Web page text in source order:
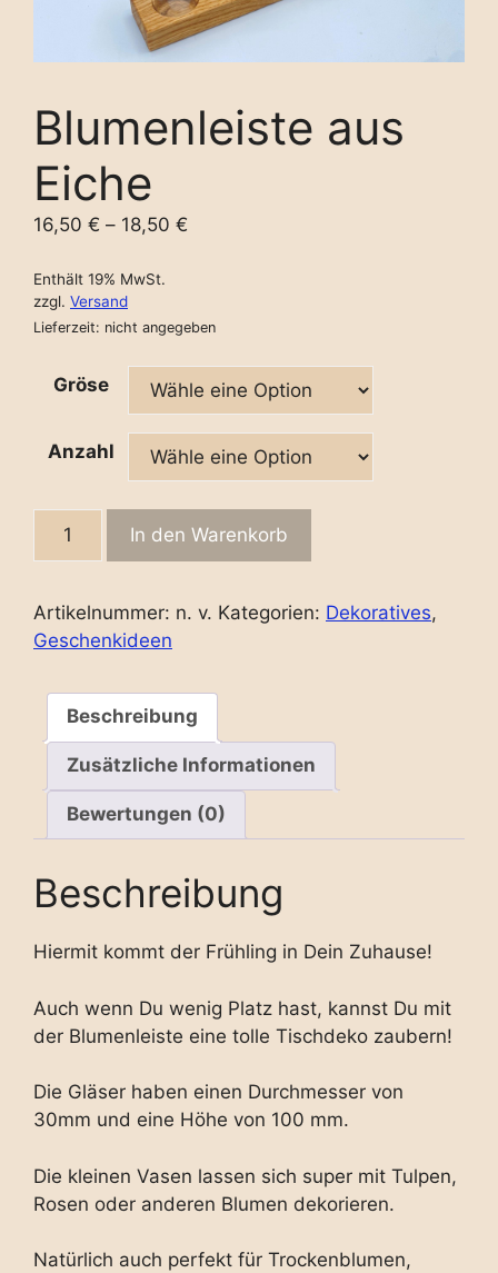
Blumenleiste aus
Eiche
16,50 € – 18,50 €
Enthält 19% MwSt.
zzgl. Versand
Lieferzeit: nicht angegeben
Gröse
Anzahl
quantity
In den Warenkorb
Artikelnummer: n. v. Kategorien: Dekoratives,
Geschenkideen
Beschreibung
Zusätzliche Informationen
Bewertungen (0)
Beschreibung
Hiermit kommt der Frühling in Dein Zuhause!
Auch wenn Du wenig Platz hast, kannst Du mit
der Blumenleiste eine tolle Tischdeko zaubern!
Die Gläser haben einen Durchmesser von
30mm und eine Höhe von 100 mm.
Die kleinen Vasen lassen sich super mit Tulpen,
Rosen oder anderen Blumen dekorieren.
Natürlich auch perfekt für Trockenblumen,